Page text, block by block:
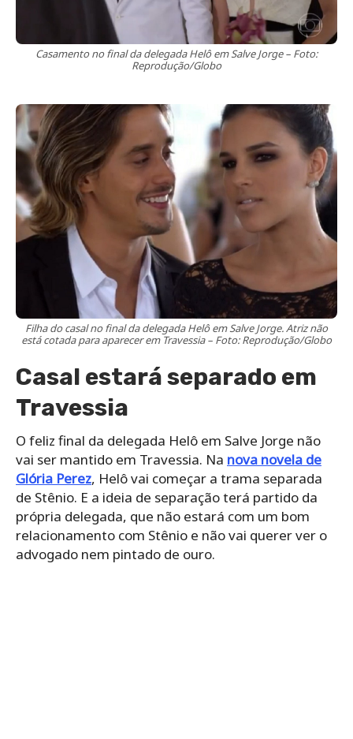
Casamento no final da delegada Helô em Salve Jorge – Foto:
Reprodução/Globo
Filha do casal no final da delegada Helô em Salve Jorge. Atriz não
está cotada para aparecer em Travessia – Foto: Reprodução/Globo
Casal estará separado em
Travessia
O feliz final da delegada Helô em Salve Jorge não
vai ser mantido em Travessia. Na nova novela de
Glória Perez, Helô vai começar a trama separada
de Stênio. E a ideia de separação terá partido da
própria delegada, que não estará com um bom
relacionamento com Stênio e não vai querer ver o
advogado nem pintado de ouro.